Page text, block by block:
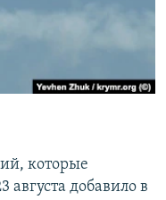
которые
добавило в